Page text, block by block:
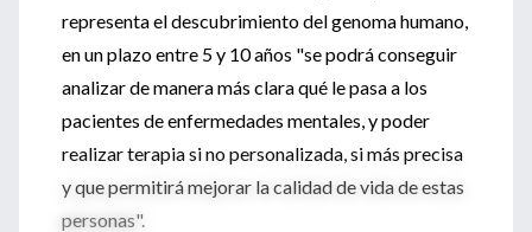
representa el descubrimiento del genoma humano,
en un plazo entre 5 y 10 años "se podrá conseguir
analizar de manera más clara qué le pasa a los
pacientes de enfermedades mentales, y poder
realizar terapia si no personalizada, si más precisa
y que permitirá mejorar la calidad de vida de estas
personas".